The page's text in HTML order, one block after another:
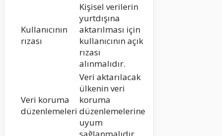
Kullanıcının
rızası
Kişisel verilerin
yurtdışına
aktarılması için
kullanıcının açık
rızası
alınmalıdır.
Veri koruma
düzenlemeleri
Veri aktarılacak
ülkenin veri
koruma
düzenlemelerine
uyum